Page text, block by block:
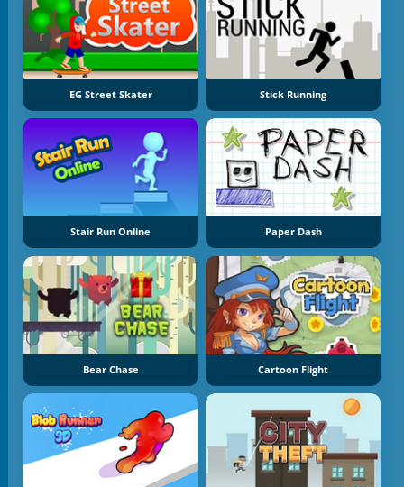
EG Street Skater Stick Running
Stair Run Online Paper Dash
Bear Chase Cartoon Flight